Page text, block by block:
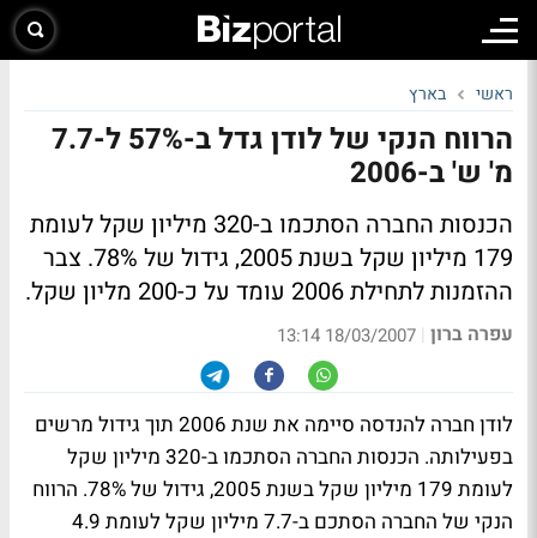
ראשי בארץ
הרווח הנקי של לודן גדל ב-57% ל-7.7
מ' ש' ב-2006
הכנסות החברה הסתכמו ב-320 מיליון שקל לעומת
179 מיליון שקל בשנת 2005, גידול של 78%. צבר
ההזמנות לתחילת 2006 עומד על כ-200 מליון שקל.
עפרה ברון |
18/03/2007 13:14
לודן חברה להנדסה סיימה את שנת 2006 תוך גידול מרשים
בפעילותה. הכנסות החברה הסתכמו ב-320 מיליון שקל
לעומת 179 מיליון שקל בשנת 2005, גידול של 78%. הרווח
הנקי של החברה הסתכם ב-7.7 מיליון שקל לעומת 4.9